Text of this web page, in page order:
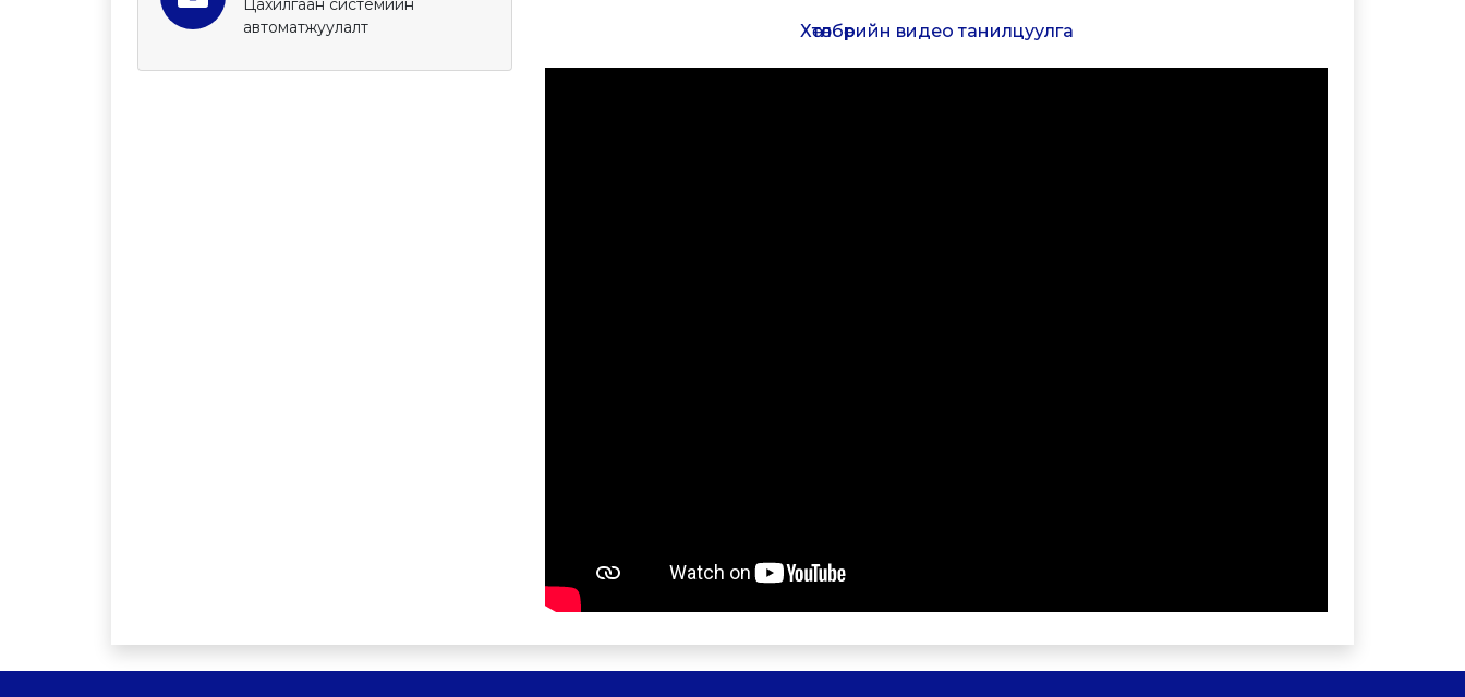
автоматжуулалт
Хөтөлбөрийн видео танилцуулга